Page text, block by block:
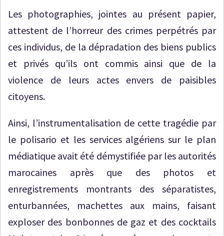
Les photographies, jointes au présent papier,
attestent de l’horreur des crimes perpétrés par
ces individus, de la dépradation des biens publics
et privés qu’ils ont commis ainsi que de la
violence de leurs actes envers de paisibles
citoyens.
Ainsi, l’instrumentalisation de cette tragédie par
le polisario et les services algériens sur le plan
médiatique avait été démystifiée par les autorités
marocaines après que des photos et
enregistrements montrants des séparatistes,
enturbannées, machettes aux mains, faisant
exploser des bonbonnes de gaz et des cocktails